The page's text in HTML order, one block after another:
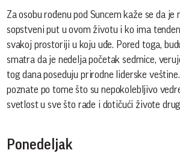
Za osobu rođenu pod Suncem kaže se da je
sopstveni put u ovom životu i ko ima
svakoj prostoriji u koju uđe. Pored toga,
smatra da je nedelja početak sedmice,
tog dana poseduju prirodne liderske
poznate po tome što su nepokolebljivo
svetlost u sve što rade i dotičući živote
Ponedeljak